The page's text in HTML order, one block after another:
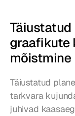
graafikute
mõistmine
Täiustatud
tarkvara
juhivad